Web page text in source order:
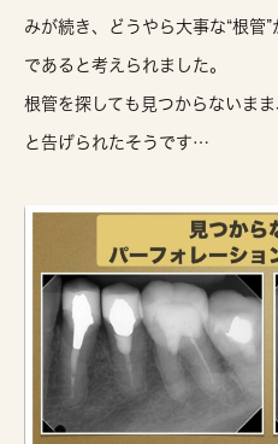
みが続き、どうやら大事な“根管
であると考えられました。
根管を探しても見つからないま
と告げられたそうです…